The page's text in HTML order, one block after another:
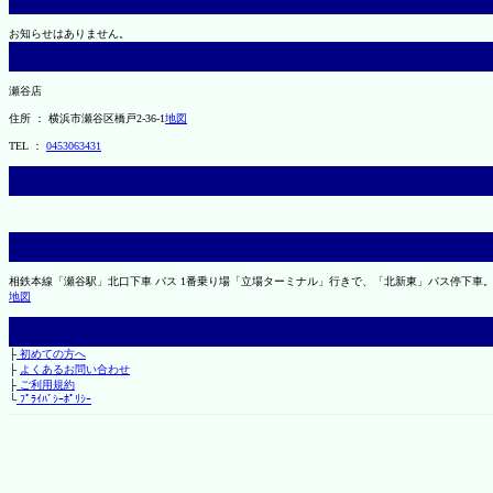
お知らせはありません。
瀬谷店
住所 ： 横浜市瀬谷区橋戸2-36-1地図
TEL ： 0453063431
相鉄本線「瀬谷駅」北口下車 バス 1番乗り場「立場ターミナル」行きで、「北新東」バス停下車
地図
├初めての方へ
├ よくあるお問い合わせ
├ご利用規約
└ﾌﾟﾗｲﾊﾞｼｰﾎﾟﾘｼｰ